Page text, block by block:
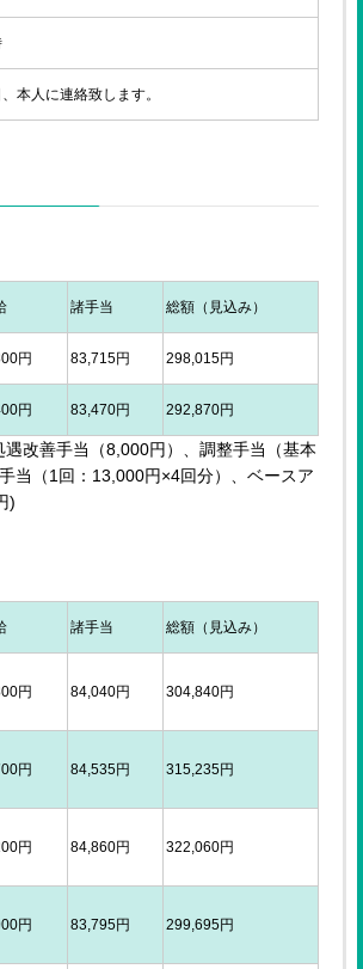
本人に連絡致します。
諸手当 総額（見込み）
円 83,715円 298,015円
円 83,470円 292,870円
改善手当（8,000円）、調整手当（基本
当（1回：13,000円×4回分）、ベースア
)
諸手当 総額（見込み）
円 84,040円 304,840円
円 84,535円 315,235円
円 84,860円 322,060円
円 83,795円 299,695円